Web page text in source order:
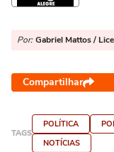
Por: Gabriel Mattos /
Compartilhar
TAGS
POLÍTICA
NOTÍCIAS